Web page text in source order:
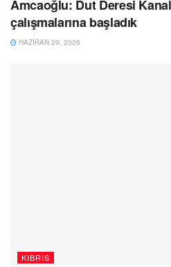
Amcaoğlu: Dut Deresi
çalışmalarına başladık
HAZIRAN 29, 2026
KIBRIS